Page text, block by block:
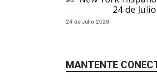
24 de Julio 2026
MANTENTE